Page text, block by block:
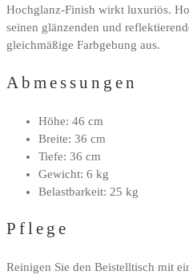
Hochglanz-Finish wirkt luxuriös.
seinen glänzenden und
gleichmäßige Farbgebung aus.
Abmessungen
Höhe: 46 cm
Breite: 36 cm
Tiefe: 36 cm
Gewicht: 6 kg
Belastbarkeit: 25 kg
Pflege
Reinigen Sie den Beistelltisch mit